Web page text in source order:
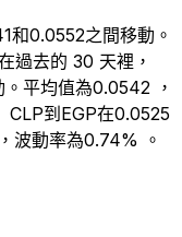
和0.0552之間移動。
過去的 30 天裡，
平均值為0.0542 ，
到EGP在0.0525
波動率為0.74% 。